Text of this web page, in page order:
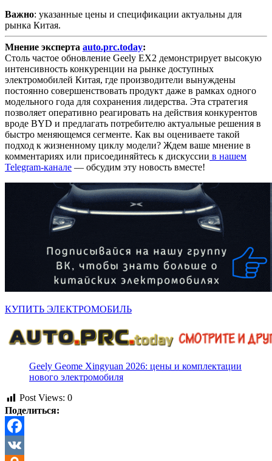
Важно: указанные цены и спецификации актуальны для
рынка Китая.
Мнение эксперта auto.prc.today:
Столь частое обновление Geely EX2 демонстрирует высокую
интенсивность конкуренции на рынке доступных
электромобилей Китая, где производители вынуждены
постоянно совершенствовать продукт даже в рамках одного
модельного года для сохранения лидерства. Эта стратегия
позволяет оперативно реагировать на действия конкурентов
вроде BYD и предлагать потребителю актуальные решения в
быстро меняющемся сегменте. Как вы оцениваете такой
подход к жизненному циклу модели? Ждем ваше мнение в
комментариях или присоединяйтесь к дискуссии в нашем
Telegram-канале — обсудим эту новость вместе!
КУПИТЬ ЭЛЕКТРОМОБИЛЬ
Geely Geome Xingyuan 2026: цены и комплектации
нового электромобиля
Post Views: 0
Поделиться:
Facebook